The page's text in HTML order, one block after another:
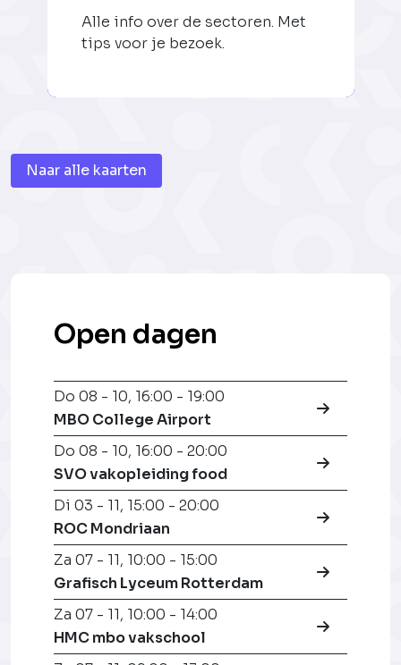
Alle info over de sectoren. Met
tips voor je bezoek.
Naar alle kaarten
Open dagen
Do 08 - 10, 16:00 - 19:00
MBO College Airport
Do 08 - 10, 16:00 - 20:00
SVO vakopleiding food
Di 03 - 11, 15:00 - 20:00
ROC Mondriaan
Za 07 - 11, 10:00 - 15:00
Grafisch Lyceum Rotterdam
Za 07 - 11, 10:00 - 14:00
HMC mbo vakschool